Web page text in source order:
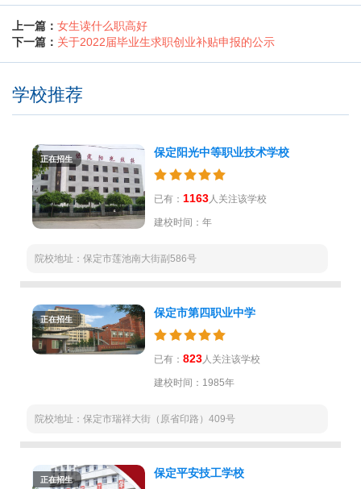
上一篇： 女生读什么职高好
下一篇： 关于2022届毕业生求职创业补贴申报的公示
学校推荐
正在招生
保定阳光中等职业技术学校
已有： 1163人关注该学校
建校时间：年
院校地址：保定市莲池南大街副586号
正在招生
保定市第四职业中学
已有： 823人关注该学校
建校时间：1985年
院校地址：保定市瑞祥大街（原省印路）409号
正在招生
保定平安技工学校